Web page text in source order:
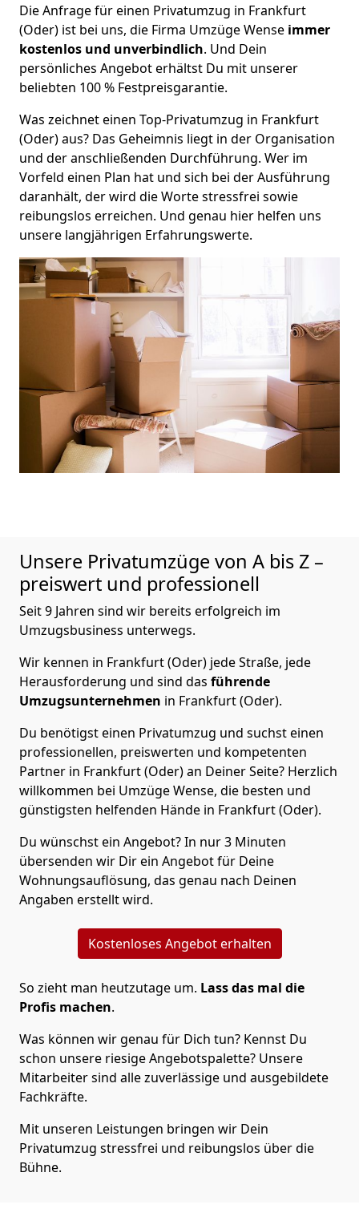
Die Anfrage für einen Privatumzug in Frankfurt
(Oder) ist bei uns, die Firma Umzüge Wense immer
kostenlos und unverbindlich. Und Dein
persönliches Angebot erhältst Du mit unserer
beliebten 100 % Festpreisgarantie.
Was zeichnet einen Top-Privatumzug in Frankfurt
(Oder) aus? Das Geheimnis liegt in der Organisation
und der anschließenden Durchführung. Wer im
Vorfeld einen Plan hat und sich bei der Ausführung
daranhält, der wird die Worte stressfrei sowie
reibungslos erreichen. Und genau hier helfen uns
unsere langjährigen Erfahrungswerte.
Unsere Privatumzüge von A bis Z –
preiswert und professionell
Seit 9 Jahren sind wir bereits erfolgreich im
Umzugsbusiness unterwegs.
Wir kennen in Frankfurt (Oder) jede Straße, jede
Herausforderung und sind das führende
Umzugsunternehmen in Frankfurt (Oder).
Du benötigst einen Privatumzug und suchst einen
professionellen, preiswerten und kompetenten
Partner in Frankfurt (Oder) an Deiner Seite? Herzlich
willkommen bei Umzüge Wense, die besten und
günstigsten helfenden Hände in Frankfurt (Oder).
Du wünschst ein Angebot? In nur 3 Minuten
übersenden wir Dir ein Angebot für Deine
Wohnungsauflösung, das genau nach Deinen
Angaben erstellt wird.
Kostenloses Angebot erhalten
So zieht man heutzutage um. Lass das mal die
Profis machen.
Was können wir genau für Dich tun? Kennst Du
schon unsere riesige Angebotspalette? Unsere
Mitarbeiter sind alle zuverlässige und ausgebildete
Fachkräfte.
Mit unseren Leistungen bringen wir Dein
Privatumzug stressfrei und reibungslos über die
Bühne.